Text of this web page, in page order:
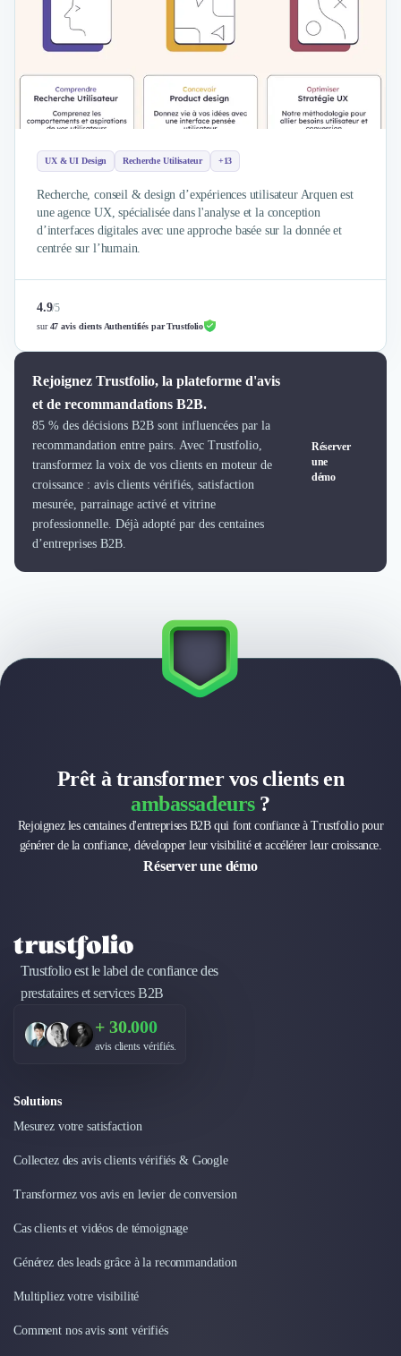
Communication
Veille commerciale
Photographie
Salons
Études Marketing
Présentations PowerPoint
SMS Marketing
Email Marketing
Data Marketing
Logiciel Commercial
Assurance
Expertise Comptable
Subventions & Aides
Levée de fonds
Droit des Affaires
Externalisation Administrative
Direction Financière Externalisée (DAF)
Transactions Services
Restructuring
Droit du Travail
Propriété Intellectuelle (IP/IT)
Banque
Financement de matériel ou équipement
Audit
Solutions de Paiement
Product Management
Packaging & Emballages
BI, Analytics & Big Data
Graphisme & Illustration
Recherche Utilisateur
Stratégie Digitale
Développement Logiciel
Développement d'Application Mobile
Cybersécurité
Intelligence Artificielle (IA)
Réalité Virtuelle (VR)
Déménagement
Impression
Traduction
UX & UI Design Recherche Utilisateur +13
Recherche, conseil & design d’expériences utilisateur Arquen est
une agence UX, spécialisée dans l'analyse et la conception
d’interfaces digitales avec une approche basée sur la donnée et
centrée sur l’humain.
4.9/5
sur47 avis clients Authentifiés par Trustfolio
Rejoignez Trustfolio, la plateforme d'avis
et de recommandations B2B.
85 % des décisions B2B sont influencées par la
recommandation entre pairs. Avec Trustfolio,
transformez la voix de vos clients en moteur de
croissance : avis clients vérifiés, satisfaction
mesurée, parrainage activé et vitrine
professionnelle. Déjà adopté par des centaines
d’entreprises B2B.
Réserver
une
démo
Prêt à transformer vos clients en
ambassadeurs?
Rejoignez les centaines d'entreprises B2B qui font confiance à Trustfolio pour
générer de la confiance, développer leur visibilité et accélérer leur croissance.
Réserver une démo
Trustfolio est le label de confiance des
prestataires et services B2B
+ 30.000
avis clients vérifiés.
Solutions
Mesurez votre satisfaction
Collectez des avis clients vérifiés & Google
Transformez vos avis en levier de conversion
Cas clients et vidéos de témoignage
Générez des leads grâce à la recommandation
Multipliez votre visibilité
Comment nos avis sont vérifiés